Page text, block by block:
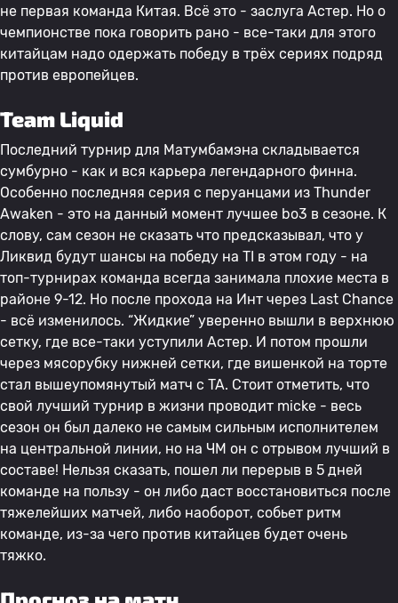
не первая команда Китая. Всё это - заслуга Астер. Но о
чемпионстве пока говорить рано - все-таки для этого
китайцам надо одержать победу в трёх сериях подряд
против европейцев.
Team Liquid
Последний турнир для Матумбамэна складывается
сумбурно - как и вся карьера легендарного финна.
Особенно последняя серия с перуанцами из Thunder
Awaken - это на данный момент лучшее bo3 в сезоне. К
слову, сам сезон не сказать что предсказывал, что у
Ликвид будут шансы на победу на TI в этом году - на
топ-турнирах команда всегда занимала плохие места в
районе 9-12. Но после прохода на Инт через Last Chance
- всё изменилось. “Жидкие” уверенно вышли в верхнюю
сетку, где все-таки уступили Астер. И потом прошли
через мясорубку нижней сетки, где вишенкой на торте
стал вышеупомянутый матч с TA. Стоит отметить, что
свой лучший турнир в жизни проводит micke - весь
сезон он был далеко не самым сильным исполнителем
на центральной линии, но на ЧМ он с отрывом лучший в
составе! Нельзя сказать, пошел ли перерыв в 5 дней
команде на пользу - он либо даст восстановиться после
тяжелейших матчей, либо наоборот, собьет ритм
команде, из-за чего против китайцев будет очень
тяжко.